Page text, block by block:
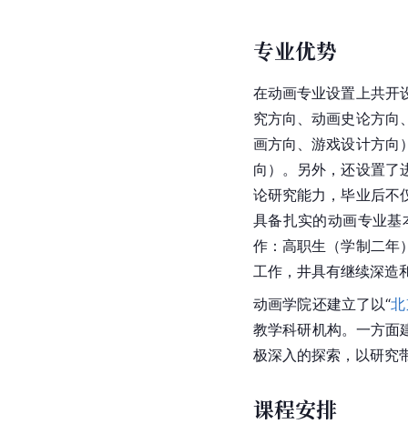
专业优势
在动画专业设置上共开
究方向、动画史论方向
画方向、游戏设计方向
向）。另外，还设置了
论研究能力，毕业后不
具备扎实的动画专业
作：高职生（学制二年
工作，井具有继续深造
动画学院还建立了以“
教学科研机构。一方面
极深入的探索，以研究
课程安排